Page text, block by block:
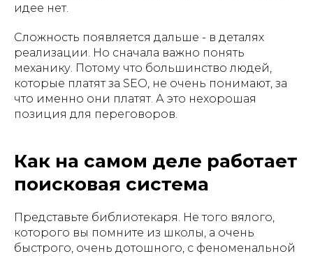
идее нет.
Сложность появляется дальше - в деталях
реализации. Но сначала важно понять
механику. Потому что большинство людей,
которые платят за SEO, не очень понимают, за
что именно они платят. А это нехорошая
позиция для переговоров.
Как на самом деле работает
поисковая система
Представьте библиотекаря. Не того вялого,
которого вы помните из школы, а очень
быстрого, очень дотошного, с феноменальной